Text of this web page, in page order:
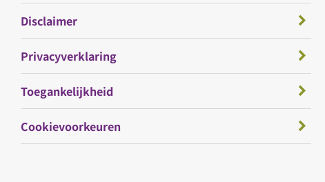
Disclaimer
Privacyverklaring
Toegankelijkheid
Cookievoorkeuren